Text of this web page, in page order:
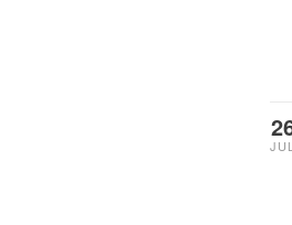
JUL